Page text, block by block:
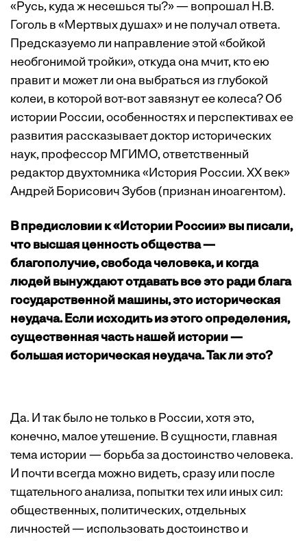
«Русь, куда ж несешься ты?» — вопрошал Н.В.
Гоголь в «Мертвых душах» и не получал ответа.
Предсказуемо ли направление этой «бойкой
необгонимой тройки», откуда она мчит, кто ею
правит и может ли она выбраться из глубокой
колеи, в которой вот-вот завязнут ее колеса? Об
истории России, особенностях и перспективах ее
развития рассказывает доктор исторических
наук, профессор МГИМО, ответственный
редактор двухтомника «История России. ХХ век»
Андрей Борисович Зубов (признан иноагентом).
В предисловии к «Истории России» вы писали,
что высшая ценность общества —
благополучие, свобода человека, и когда
людей вынуждают отдавать все это ради блага
государственной машины, это историческая
неудача. Если исходить из этого определения,
существенная часть нашей истории —
большая историческая неудача. Так ли это?
Да. И так было не только в России, хотя это,
конечно, малое утешение. В сущности, главная
тема истории — борьба за достоинство человека.
И почти всегда можно видеть, сразу или после
тщательного анализа, попытки тех или иных сил:
общест­венных, политических, отдельных
личностей — использовать достоинство и